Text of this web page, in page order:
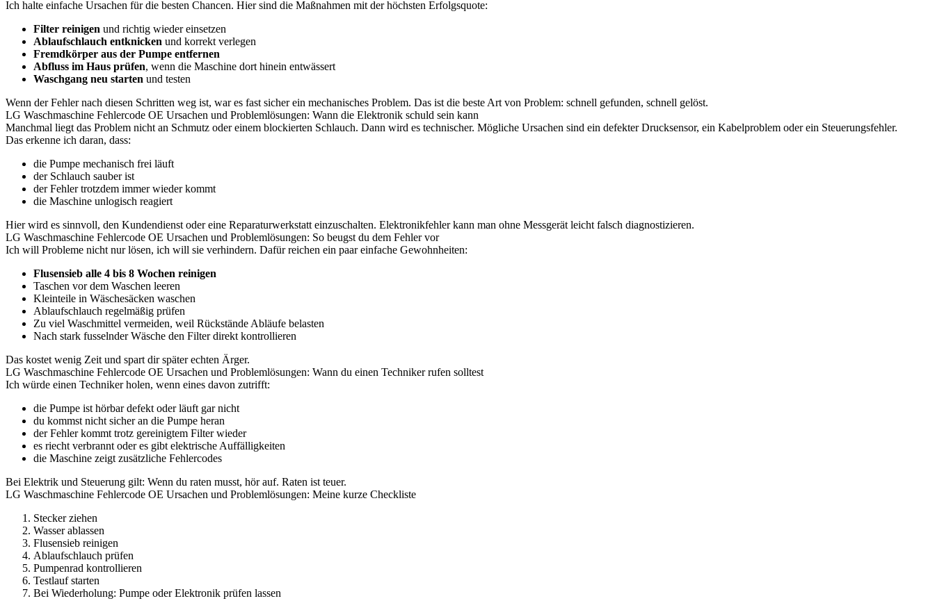
Ich halte einfache Ursachen für die besten Chancen. Hier sind die Maßnahmen mit der höchsten Erfolgsquote:
Filter reinigen und richtig wieder einsetzen
Ablaufschlauch entknicken und korrekt verlegen
Fremdkörper aus der Pumpe entfernen
Abfluss im Haus prüfen, wenn die Maschine dort hinein entwässert
Waschgang neu starten und testen
Wenn der Fehler nach diesen Schritten weg ist, war es fast sicher ein mechanisches Problem. Das ist die beste Art von Problem: schnell gefunden, schnell gelöst.
LG Waschmaschine Fehlercode OE Ursachen und Problemlösungen: Wann die Elektronik schuld sein kann
Manchmal liegt das Problem nicht an Schmutz oder einem blockierten Schlauch. Dann wird es technischer. Mögliche Ursachen sind ein defekter Drucksensor, ein Kabelproblem oder ein Steuerungsfehler.
Das erkenne ich daran, dass:
die Pumpe mechanisch frei läuft
der Schlauch sauber ist
der Fehler trotzdem immer wieder kommt
die Maschine unlogisch reagiert
Hier wird es sinnvoll, den Kundendienst oder eine Reparaturwerkstatt einzuschalten. Elektronikfehler kann man ohne Messgerät leicht falsch diagnostizieren.
LG Waschmaschine Fehlercode OE Ursachen und Problemlösungen: So beugst du dem Fehler vor
Ich will Probleme nicht nur lösen, ich will sie verhindern. Dafür reichen ein paar einfache Gewohnheiten:
Flusensieb alle 4 bis 8 Wochen reinigen
Taschen vor dem Waschen leeren
Kleinteile in Wäschesäcken waschen
Ablaufschlauch regelmäßig prüfen
Zu viel Waschmittel vermeiden, weil Rückstände Abläufe belasten
Nach stark fusselnder Wäsche den Filter direkt kontrollieren
Das kostet wenig Zeit und spart dir später echten Ärger.
LG Waschmaschine Fehlercode OE Ursachen und Problemlösungen: Wann du einen Techniker rufen solltest
Ich würde einen Techniker holen, wenn eines davon zutrifft:
die Pumpe ist hörbar defekt oder läuft gar nicht
du kommst nicht sicher an die Pumpe heran
der Fehler kommt trotz gereinigtem Filter wieder
es riecht verbrannt oder es gibt elektrische Auffälligkeiten
die Maschine zeigt zusätzliche Fehlercodes
Bei Elektrik und Steuerung gilt: Wenn du raten musst, hör auf. Raten ist teuer.
LG Waschmaschine Fehlercode OE Ursachen und Problemlösungen: Meine kurze Checkliste
Stecker ziehen
Wasser ablassen
Flusensieb reinigen
Ablaufschlauch prüfen
Pumpenrad kontrollieren
Testlauf starten
Bei Wiederholung: Pumpe oder Elektronik prüfen lassen